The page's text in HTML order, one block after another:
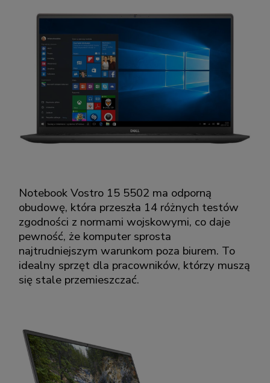
Notebook Vostro 15 5502 ma odporną
obudowę, która przeszła 14 różnych testów
zgodności z normami wojskowymi, co daje
pewność, że komputer sprosta
najtrudniejszym warunkom poza biurem. To
idealny sprzęt dla pracowników, którzy muszą
się stale przemieszczać.